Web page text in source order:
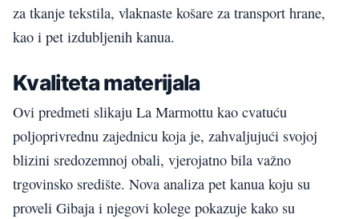
za tkanje tekstila, vlaknaste košare za transport hrane,
kao i pet izdubljenih kanua.
Kvaliteta materijala
Ovi predmeti slikaju La Marmottu kao cvatuću
poljoprivrednu zajednicu koja je, zahvaljujući svojoj
blizini sredozemnoj obali, vjerojatno bila važno
trgovinsko središte. Nova analiza pet kanua koju su
proveli Gibaja i njegovi kolege pokazuje kako su